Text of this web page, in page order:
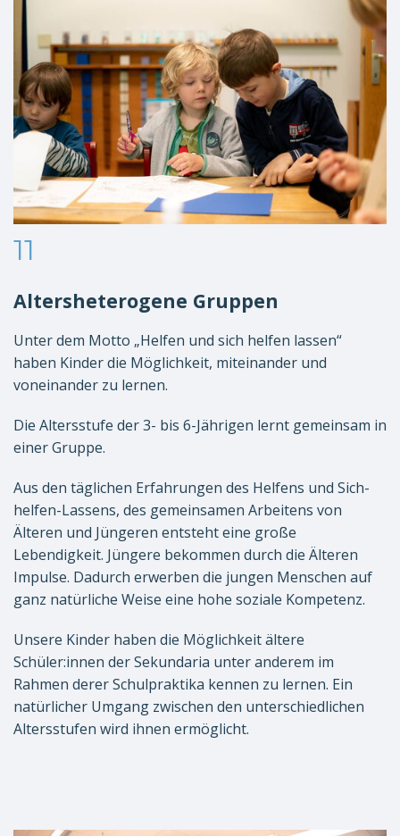
11
Altersheterogene Gruppen
Unter dem Motto „Helfen und sich helfen lassen“
haben Kinder die Möglichkeit, miteinander und
voneinander zu lernen.
Die Altersstufe der 3- bis 6-Jährigen lernt gemeinsam in
einer Gruppe.
Aus den täglichen Erfahrungen des Helfens und Sich-
helfen-Lassens, des gemeinsamen Arbeitens von
Älteren und Jüngeren entsteht eine große
Lebendigkeit. Jüngere bekommen durch die Älteren
Impulse. Dadurch erwerben die jungen Menschen auf
ganz natürliche Weise eine hohe soziale Kompetenz.
Unsere Kinder haben die Möglichkeit ältere
Schüler:innen der Sekundaria unter anderem im
Rahmen derer Schulpraktika kennen zu lernen. Ein
natürlicher Umgang zwischen den unterschiedlichen
Altersstufen wird ihnen ermöglicht.